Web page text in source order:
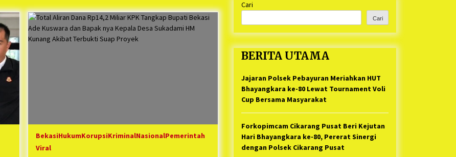
Mekaar
1 tahun ago
Sebelum Waktunya
1 tahun ago
PNM Berangkatkan Ratusan Peserta
: Mudik Aman Sampai Tujuan BUMN
Indonesia Gilang Bayu Nugraha,
S.H, Ucapkan Terimakasih Atas
Support Camat Kedungwaringin
Memberikan Logistik Ke Posko
1 tahun ago
Jelang Ramadhan, Kecamatan
Cikarang Pusat Gelar STQ ke-VII
1 tahun ago
BekasiHukumKorupsiKriminalNasionalPemerintah
Viral
Cari
Cari
BERITA UTAMA
Jajaran Polsek Pebayuran Meriahkan HUT
Bhayangkara ke-80 Lewat Tournament Voli
Cup Bersama Masyarakat
Forkopimcam Cikarang Pusat Beri Kejutan
Hari Bhayangkara ke-80, Pererat Sinergi
dengan Polsek Cikarang Pusat